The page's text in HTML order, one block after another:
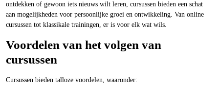
ontdekken of gewoon iets nieuws wilt leren, cursussen bieden een schat
aan mogelijkheden voor persoonlijke groei en ontwikkeling. Van online
cursussen tot klassikale trainingen, er is voor elk wat wils.
Voordelen van het volgen van
cursussen
Cursussen bieden talloze voordelen, waaronder: